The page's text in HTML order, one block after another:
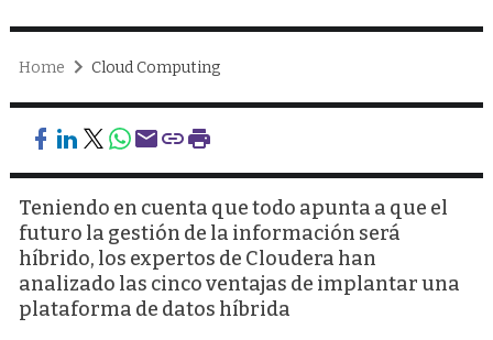
Home Cloud Computing
Teniendo en cuenta que todo apunta a que el
futuro la gestión de la información será
híbrido, los expertos de Cloudera han
analizado las cinco ventajas de implantar una
plataforma de datos híbrida